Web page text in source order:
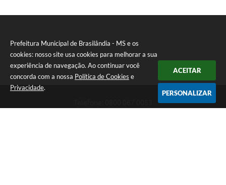
Prefeitura Municipal de Brasilândia - MS e os
cookies: nosso site usa cookies para melhorar a sua
experiência de navegação. Ao continuar você
concorda com a nossa Política de Cookies e
Privacidade.
ACEITAR
PERSONALIZAR